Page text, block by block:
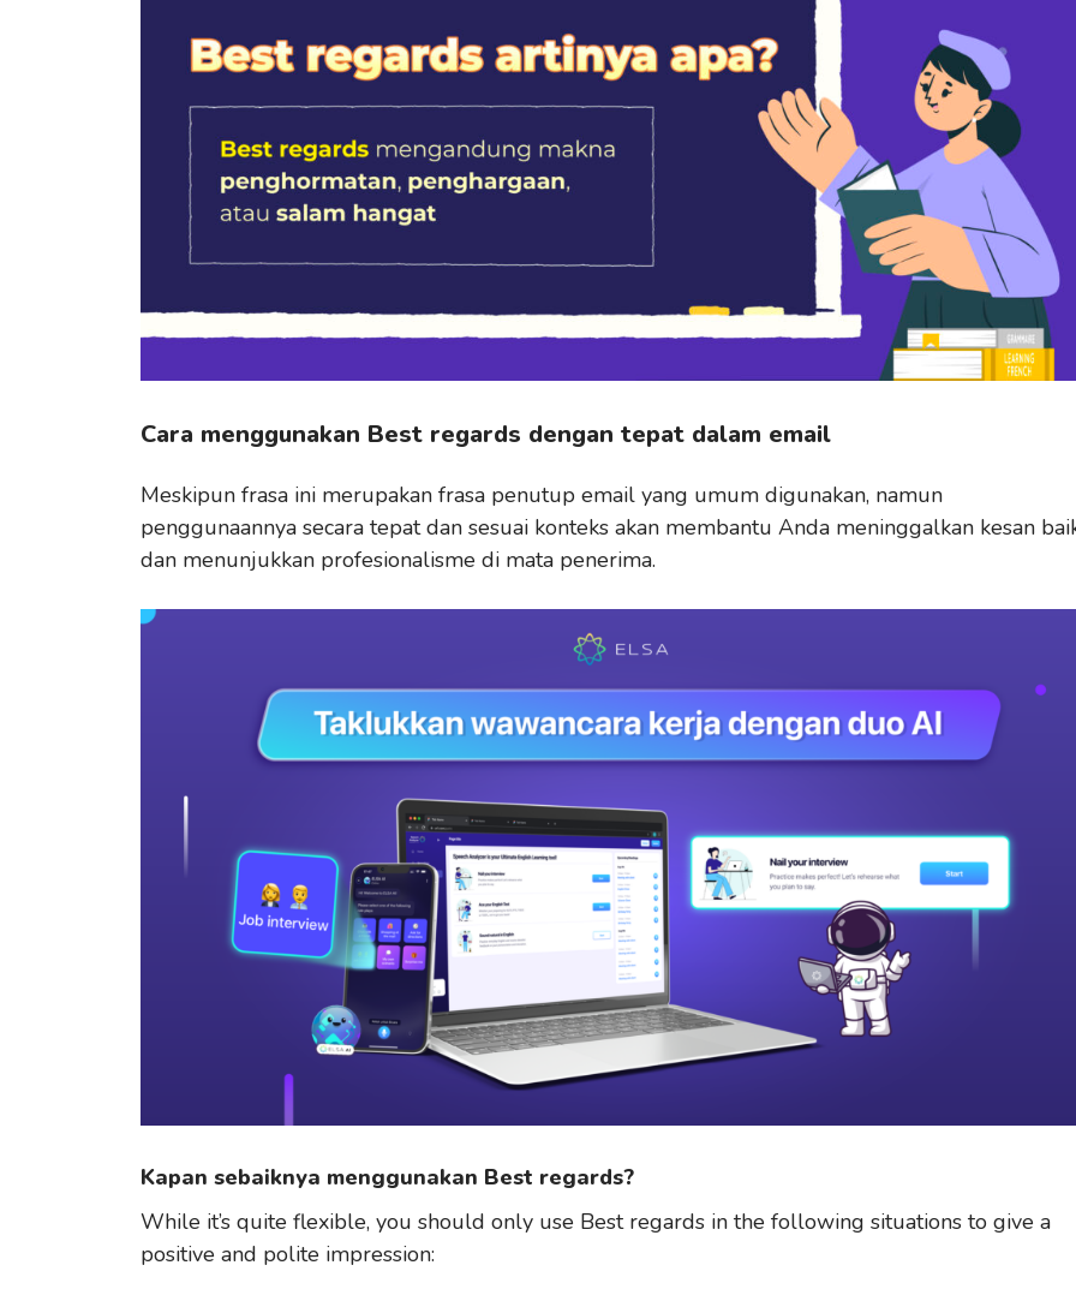
Cara menggunakan Best regards dengan tepat dalam email
Meskipun frasa ini merupakan frasa penutup email yang umum digunakan, namun
penggunaannya secara tepat dan sesuai konteks akan membantu Anda meninggalkan kesan
dan menunjukkan profesionalisme di mata penerima.
Kapan sebaiknya menggunakan Best regards?
While it’s quite flexible, you should only use Best regards in the following situations to give a
positive and polite impression: